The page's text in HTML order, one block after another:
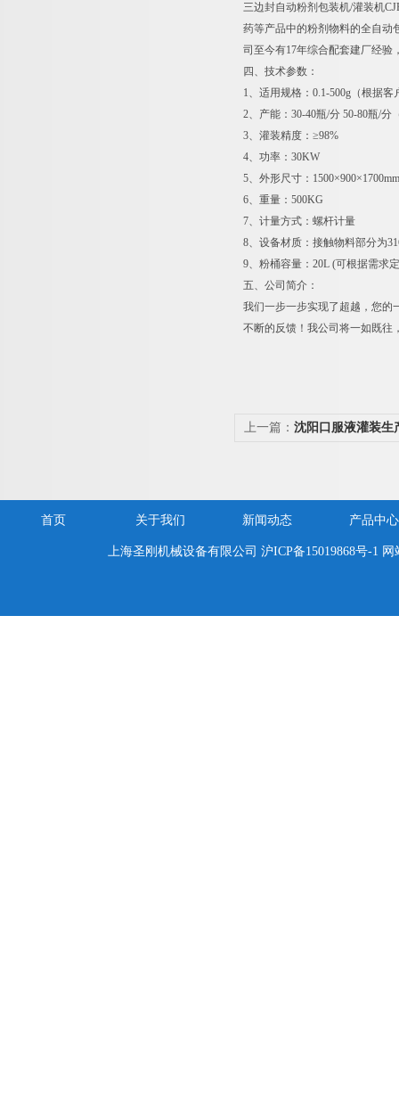
三边封自动粉剂包装机/灌装机
药等产品中的粉剂物料的全自动
司至今有17年综合配套建厂经验
四、技术参数：
1、适用规格：0.1-500g（根据
2、产能：30-40瓶/分 50-80瓶/
3、灌装精度：≥98%
4、功率：30KW
5、外形尺寸：
6、重量：500KG
7、计量方式：螺杆计量
8、设备材质：接触物料部分为
9、粉桶容量：20L (可根据需求
五、公司简介：
我们一步一步实现了超越，您的
不断的反馈！我公司将一如既往
上一篇： 沈阳口服液灌装生
首页 关于我们 新闻动态 产品中心
上海圣刚机械设备有限公司沪ICP备15019868号-1 网